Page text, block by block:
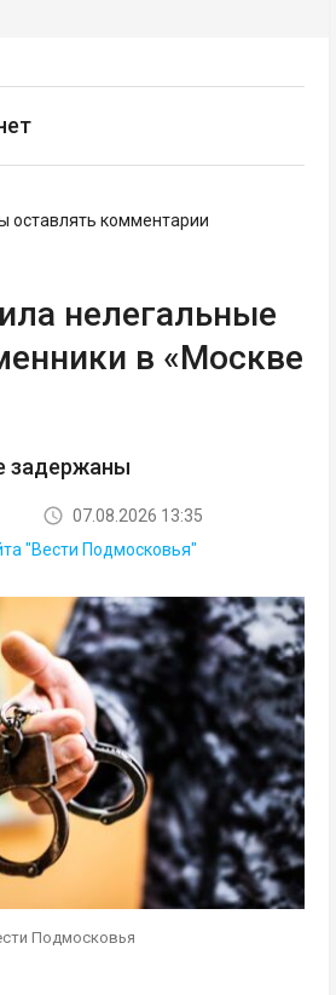
оставлять комментарии
нелегальные
в «Москве
задержаны
07.08.2026 13:35
"Вести Подмосковья"
Подмосковья